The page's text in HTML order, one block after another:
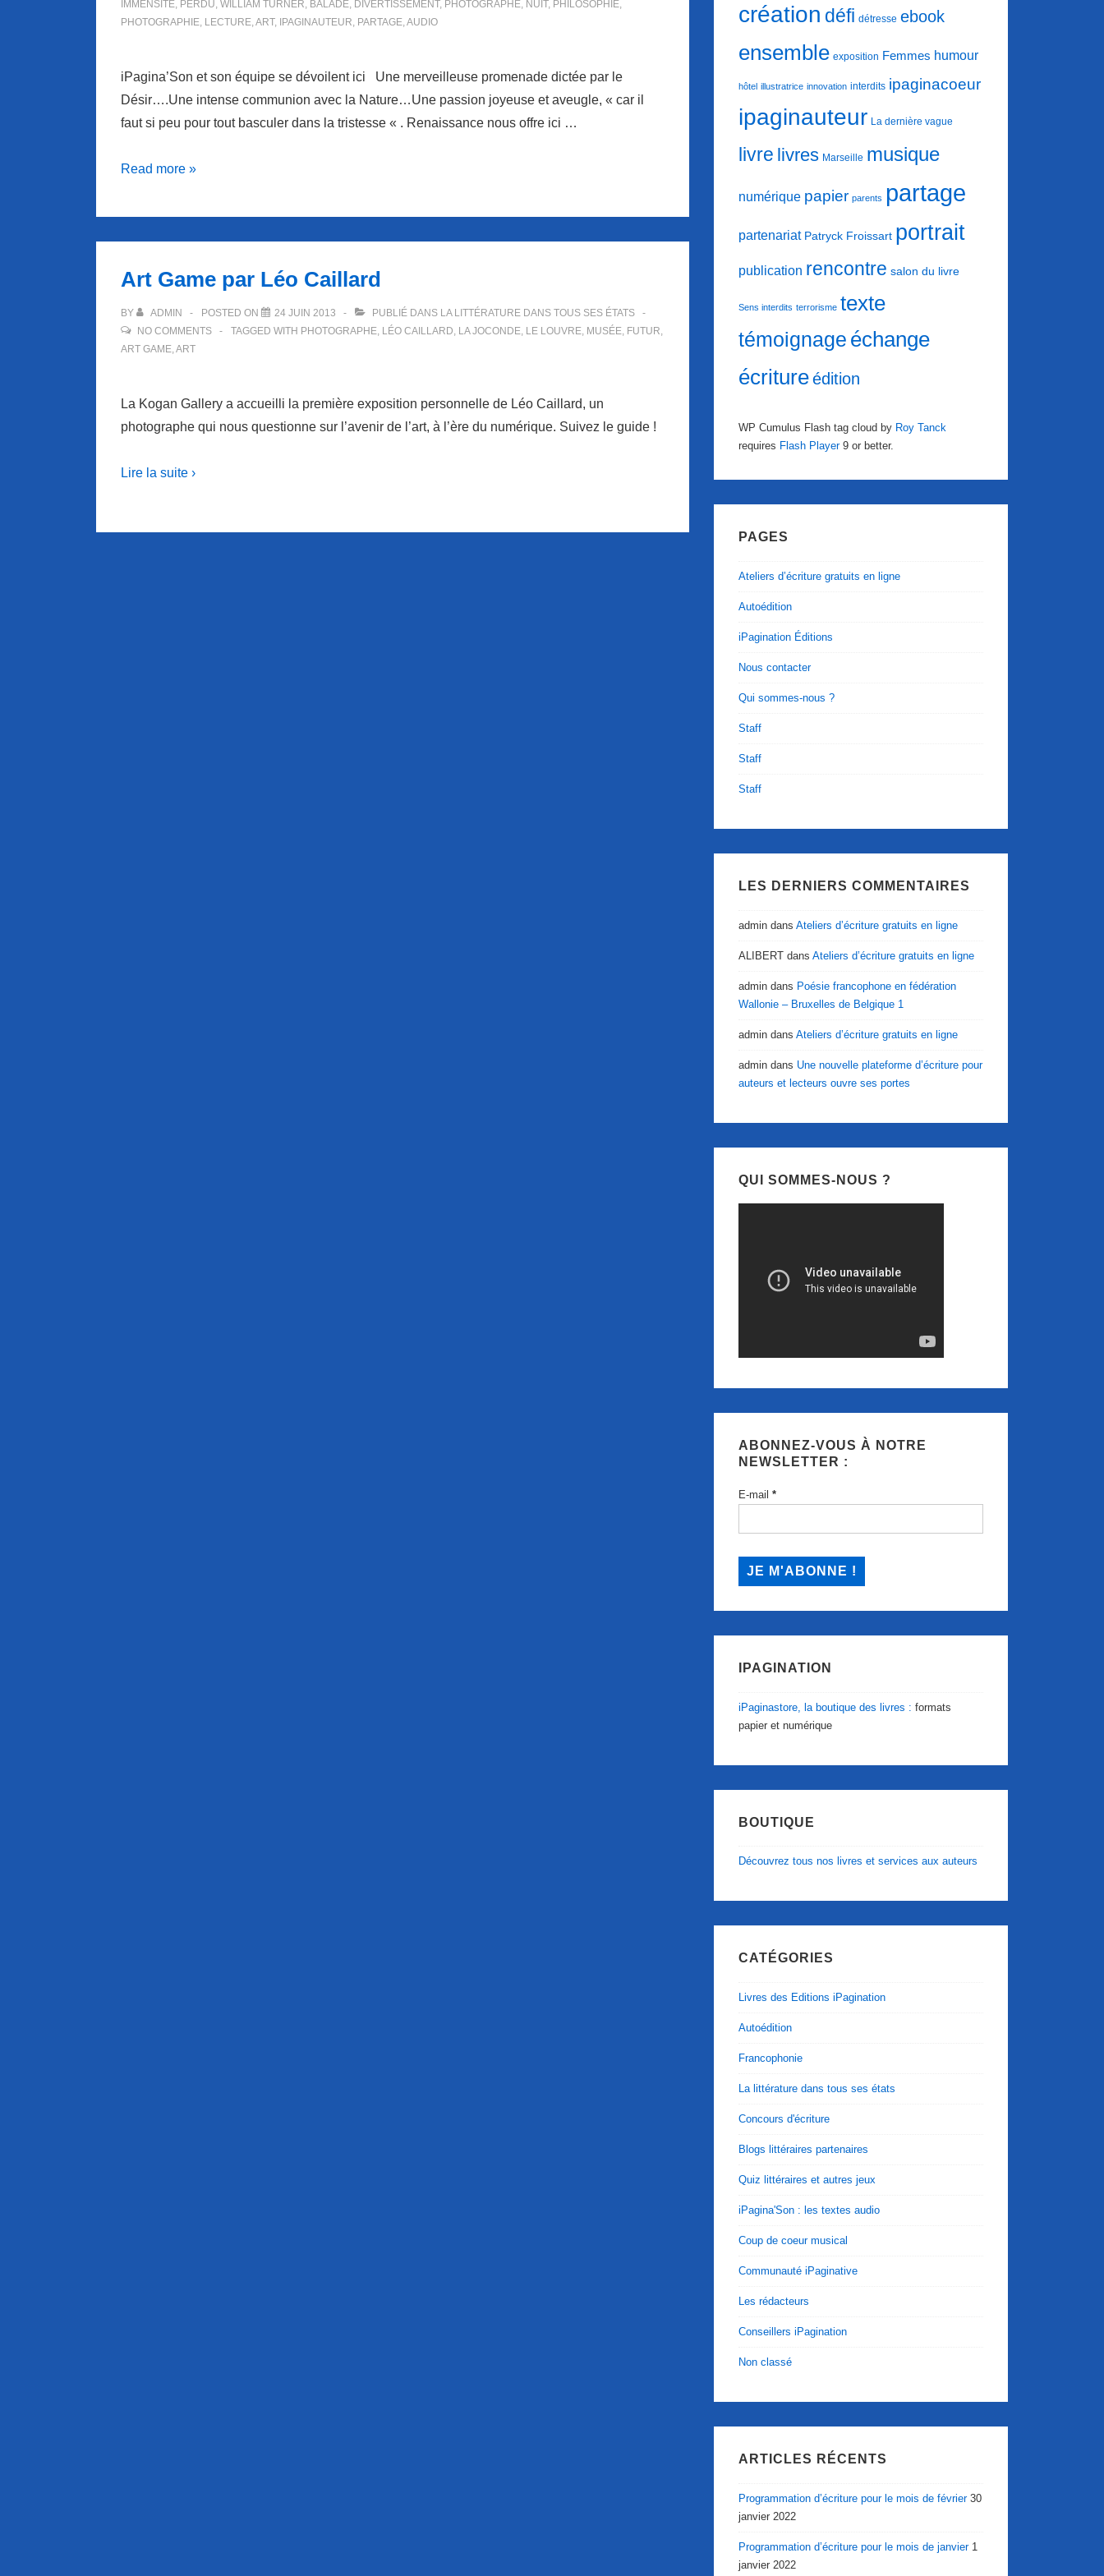
IMMENSITÉ, PERDU, WILLIAM TURNER, BALADE, DIVERTISSEMENT, PHOTOGRAPHE, NUIT, PHILOSOPHIE,
PHOTOGRAPHIE, LECTURE,ART, IPAGINAUTEUR, PARTAGE,AUDIO
iPagina’Son et son équipe se dévoilent ici Une merveilleuse promenade dictée par le
Désir….Une intense communion avec la Nature…Une passion joyeuse et aveugle, « car il
faut si peu pour tout basculer dans la tristesse « . Renaissance nous offre ici …
iPAGINA’SON
emporte
ailes
du
désir….
Read more »
Art Game par Léo Caillard
BY ADMIN POSTED ON 24 JUIN 2013 PUBLIÉ DANS LA LITTÉRATURE DANS TOUS SES ÉTATS
NO COMMENTS
TAGGED WITH PHOTOGRAPHE, LÉO CAILLARD, LA JOCONDE, LE LOUVRE, MUSÉE, FUTUR,
ART GAME,ART
La Kogan Gallery a accueilli la première exposition personnelle de Léo Caillard, un
photographe qui nous questionne sur l’avenir de l’art, à l’ère du numérique. Suivez le guide !
Lire la suite ›
création défi détresse ebook
ensemble exposition Femmes humour
hôtel illustratrice innovation interdits ipaginacoeur
ipaginauteur La dernière vague
livre livres Marseille musique
numérique papier parents partage
partenariat Patryck Froissart portrait
publication rencontre salon du livre
Sens interdits terrorisme texte
témoignage échange
écritureédition
WP Cumulus Flash tag cloud by Roy Tanck
requires Flash Player9 or better.
PAGES
Ateliers d’écriture gratuits en ligne
Autoédition
iPagination Éditions
Nous contacter
Qui sommes-nous ?
Staff
Staff
Staff
LES DERNIERS COMMENTAIRES
admin dansAteliers d’écriture gratuits en ligne
ALIBERT dansAteliers d’écriture gratuits en ligne
admin dans Poésie francophone en fédération
Wallonie – Bruxelles de Belgique 1
admin dansAteliers d’écriture gratuits en ligne
admin dans Une nouvelle plateforme d’écriture pour
auteurs et lecteurs ouvre ses portes
QUI SOMMES-NOUS ?
ABONNEZ-VOUS À NOTRE
NEWSLETTER :
E-mail*
IPAGINATION
iPaginastore, la boutique des livres : formats
papier et numérique
BOUTIQUE
Découvrez tous nos livres et services aux auteurs
CATÉGORIES
Livres des Editions iPagination
Autoédition
Francophonie
La littérature dans tous ses états
Concours d'écriture
Blogs littéraires partenaires
Quiz littéraires et autres jeux
iPagina'Son : les textes audio
Coup de coeur musical
Communauté iPaginative
Les rédacteurs
Conseillers iPagination
Non classé
ARTICLES RÉCENTS
Programmation d’écriture pour le mois de février 30
janvier 2022
Programmation d’écriture pour le mois de janvier 1
janvier 2022